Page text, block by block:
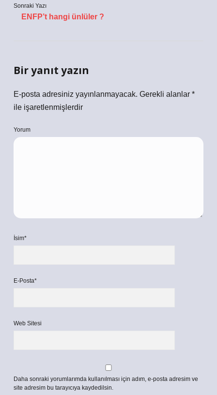
Sonraki Yazı
ENFP’t hangi ünlüler ?
Bir yanıt yazın
E-posta adresiniz yayınlanmayacak. Gerekli alanlar *
ile işaretlenmişlerdir
Yorum
İsim*
E-Posta*
Web Sitesi
Daha sonraki yorumlarımda kullanılması için adım, e-posta adresim ve
site adresim bu tarayıcıya kaydedilsin.